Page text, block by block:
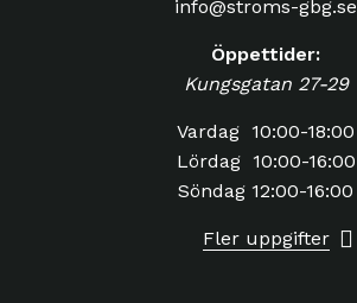
info@stroms-gbg.se
Öppettider:
Kungsgatan 27-29
Vardag 10:00-18:00
Lördag 10:00-16:00
Söndag 12:00-16:00
Fler uppgifter